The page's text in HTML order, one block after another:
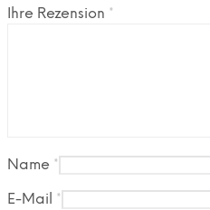
Ihre Rezension *
Name *
E-Mail *